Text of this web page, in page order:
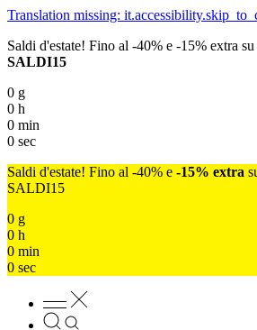
Translation missing:
Saldi d'estate! Fino al -40% e -15% extra
SALDI15
0 g
0 h
0 min
0 sec
Saldi d'estate! Fino al -40% e -15% extra
SALDI15
0 g
0 h
0 min
0 sec